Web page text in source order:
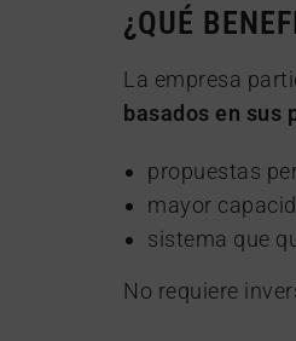
¿QUÉ
La empresa
basados en sus
propuestas
mayor
sistema que
No requiere